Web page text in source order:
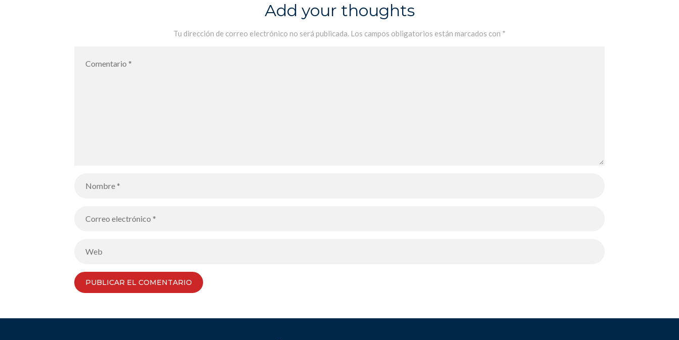
Add your thoughts
Tu dirección de correo electrónico no será publicada. Los campos obligatorios están marcados con *